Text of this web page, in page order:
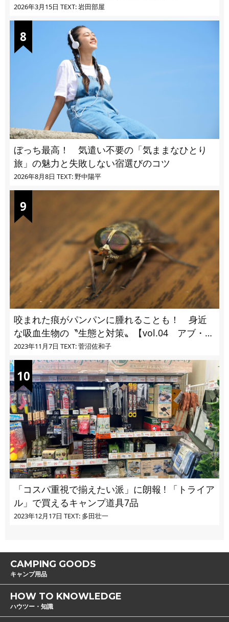
2026年3月15日 TEXT: 岩田部屋
ぼっち最高！ 気遣い不要の「気ままなひとり
旅」の魅力と失敗しない宿選びのコツ
2026年8月8日 TEXT: 野中陽平
咬まれた痕がパンパンに腫れることも！ 身近
な吸血生物の〝生態と対策〟【vol.04 アブ・ブ
ユ・ヌカカ】
2023年11月7日 TEXT: 菅沼佐和子
「コスパ重視で揃えたい派」に朗報 ! 「トライア
ル」で買えるキャンプ道具7品
2023年12月17日 TEXT: 多田壮一
CAMPING GOODS
キャンプ用品
HOW TO KNOWLEDGE
ハウツー・知識